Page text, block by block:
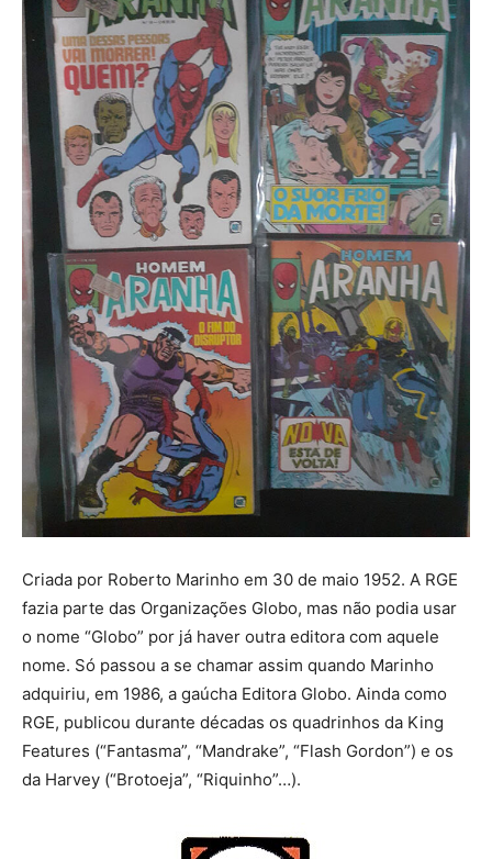
Criada por Roberto Marinho em 30 de maio 1952. A RGE
fazia parte das Organizações Globo, mas não podia usar
o nome “Globo” por já haver outra editora com aquele
nome. Só passou a se chamar assim quando Marinho
adquiriu, em 1986, a gaúcha Editora Globo. Ainda como
RGE, publicou durante décadas os quadrinhos da King
Features (“Fantasma”, “Mandrake”, “Flash Gordon”) e os
da Harvey (“Brotoeja”, “Riquinho”…).